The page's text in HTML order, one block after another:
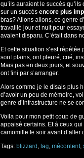
qu’ils auraient le succès
sur un succès encore plus
bras? Allons allons, ce genre
travaillé jour et nuit pour
avaient disparu. C’était dans
Et cette situation s’est
sont plains, ont pleuré, crié,
Mais pas en deux jours, et
ont fini par s’arranger.
Alors comme je le disais plus
d’avoir un peu de mémoire,
genre d’infrastructure ne se
Voila pour mon petit coup de
appaisé certains. Et à ceux
camomille le soir avant d’aller
Tags: blizzard , lag, mécontent,